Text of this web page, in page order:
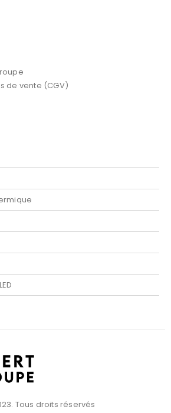
de vente (CGV)
Tous droits réservés